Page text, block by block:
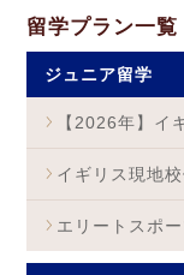
留学プラン一覧
ジュニア留学
【2026年】イ
イギリス現地
エリートスポ